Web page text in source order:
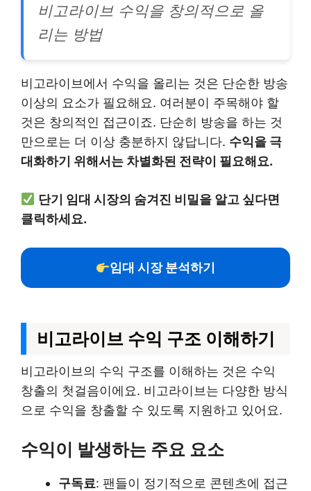
비고라이브 수익을 창의적으로 올
리는 방법
비고라이브에서 수익을 올리는 것은 단순한 방송
이상의 요소가 필요해요. 여러분이 주목해야 할
것은 창의적인 접근이죠. 단순히 방송을 하는 것
만으로는 더 이상 충분하지 않답니다. 수익을 극
대화하기 위해서는 차별화된 전략이 필요해요.
단기 임대 시장의 숨겨진 비밀을 알고 싶다면
클릭하세요.
임대 시장 분석하기
비고라이브 수익 구조 이해하기
비고라이브의 수익 구조를 이해하는 것은 수익
창출의 첫걸음이에요. 비고라이브는 다양한 방식
으로 수익을 창출할 수 있도록 지원하고 있어요.
수익이 발생하는 주요 요소
구독료: 팬들이 정기적으로 콘텐츠에 접근